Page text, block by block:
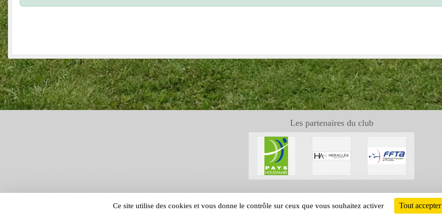
Les partenaires du club
REGIONSCe site utilise des cookies et vous donne le contrôle sur ceux que vous souhaitez activer Tout accepter